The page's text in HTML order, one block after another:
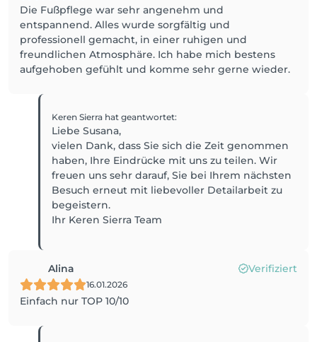
Die Fußpflege war sehr angenehm und
entspannend. Alles wurde sorgfältig und
professionell gemacht, in einer ruhigen und
freundlichen Atmosphäre. Ich habe mich bestens
aufgehoben gefühlt und komme sehr gerne wieder.
Keren Sierra hat geantwortet:
Liebe Susana,
vielen Dank, dass Sie sich die Zeit genommen
haben, Ihre Eindrücke mit uns zu teilen. Wir
freuen uns sehr darauf, Sie bei Ihrem nächsten
Besuch erneut mit liebevoller Detailarbeit zu
begeistern.
Ihr Keren Sierra Team
Alina Verifiziert
16.01.2026
Einfach nur TOP 10/10